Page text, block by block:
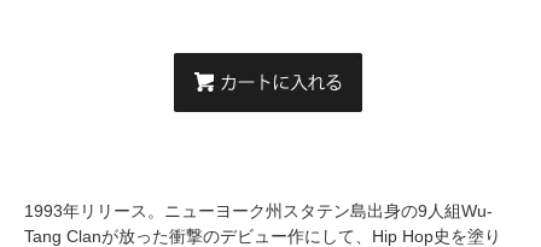
1993年リリース。ニューヨーク州スタテン島出身の9人組Wu-
Tang Clanが放った衝撃のデビュー作にして、Hip Hop史を塗り